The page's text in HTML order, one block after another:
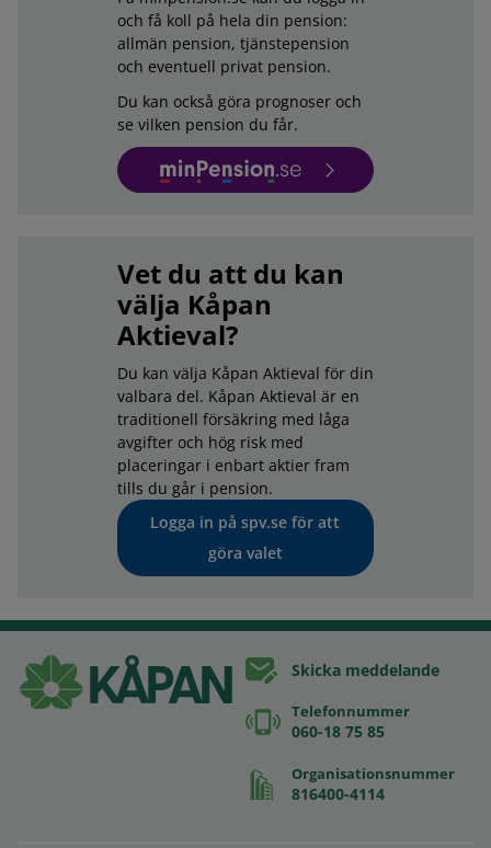
och få koll på hela din pension:
allmän pension, tjänstepension
och eventuell privat pension.
Du kan också göra prognoser och
se vilken pension du får.
Logga in på Minpension.se
Vet du att du kan
välja Kåpan
Aktieval?
Du kan välja Kåpan Aktieval för din
valbara del. Kåpan Aktieval är en
traditionell försäkring med låga
avgifter och hög risk med
placeringar i enbart aktier fram
tills du går i pension.
Logga in på spv.se för att
göra valet
Skicka meddelande
Telefonnummer
060-18 75 85
Organisationsnummer
816400-4114